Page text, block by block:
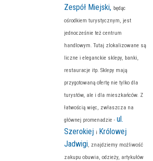
Zespół Miejski, będąc
ośrodkiem turystycznym, jest
jednocześnie też centrum
handlowym. Tutaj zlokalizowane są
liczne i eleganckie sklepy, banki,
restauracje itp. Sklepy mają
przygotowaną ofertę nie tylko dla
turystów, ale i dla mieszkańców. Z
łatwością więc, zwłaszcza na
głównej promenadzie - ul.
Szerokiej i Królowej
Jadwigi, znajdziemy możliwość
zakupu obuwia, odzieży, artykułów